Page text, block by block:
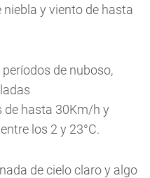
y viento de hasta
de nuboso,
de hasta 30Km/h y
los 2 y 23°C.
de cielo claro y algo